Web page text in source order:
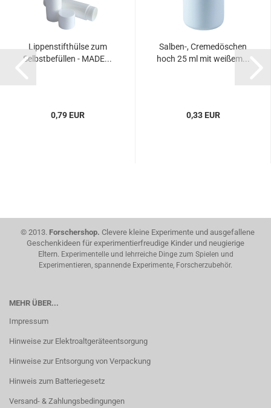
Lippenstifthülse zum
Selbstbefüllen - MADE...
0,79 EUR
Salben-, Cremedöschen
hoch 25 ml mit weißem...
0,33 EUR
© 2013. Forschershop. Clevere kleine Experimente und ausgefallene
Geschenkideen für experimentierfreudige Kinder und neugierige
Eltern. Experimentelle und lehrreiche Dinge zum Spielen und
Experimentieren, spannende Experimente, Forscherzubehör.
MEHR ÜBER...
Impressum
Hinweise zur Elektroaltgeräteentsorgung
Hinweise zur Entsorgung von Verpackung
Hinweis zum Batteriegesetz
Versand- & Zahlungsbedingungen